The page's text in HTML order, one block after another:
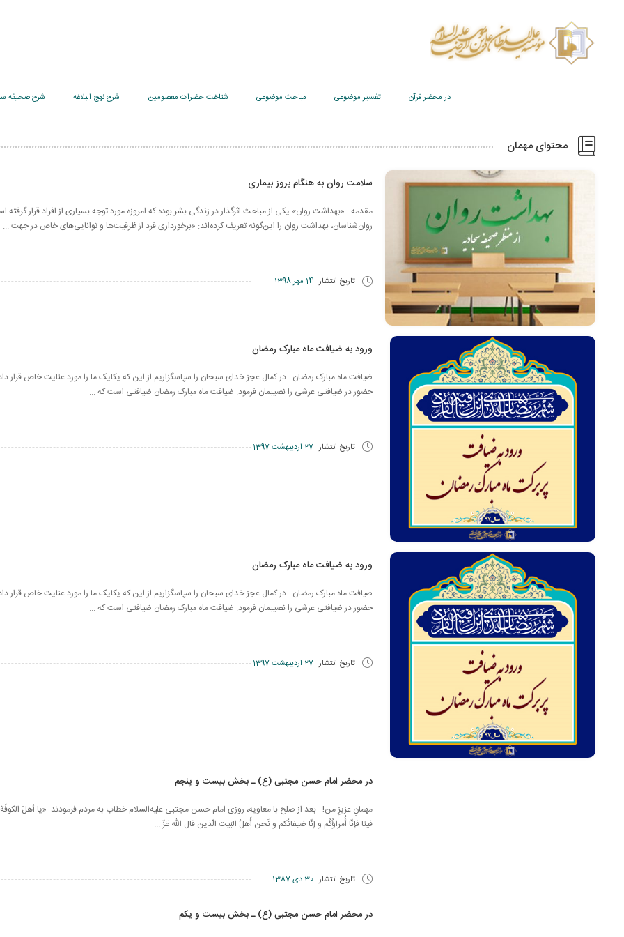
در محضر قرآن تفسیر موضوعی مباحث موضوعی شناخت حضرات معصومین شرح نهج البلاغه شرح صحیفه
محتوای مهمان
سلامت روان به هنگام بروز بیماری
مقدمه «بهداشت روان» یکی از مباحث اثرگذار در زندگی بشر بوده که امروزه مورد توجه بسیاری از افراد قرار گرفته
روان‌شناسان، بهداشت روان را این‌گونه تعریف کرده‌اند: «برخورداری فرد از ظرفیت‌ها و توانایی‌های خاص در جهت ...
تاریخ انتشار 14 مهر 1398
ورود به ضیافت ماه مبارک رمضان
ضیافت ماه مبارک رمضان در کمال عجز خدای سبحان را سپاسگزاریم از این که یکایک ما را مورد عنایت خاص قرار داد
حضور در ضیافتی عرشی را نصیبمان فرمود. ضیافت ماه مبارک رمضان ضیافتی است که ...
تاریخ انتشار 27 اردیبهشت 1397
ورود به ضیافت ماه مبارک رمضان
ضیافت ماه مبارک رمضان در کمال عجز خدای سبحان را سپاسگزاریم از این که یکایک ما را مورد عنایت خاص قرار داد
حضور در ضیافتی عرشی را نصیبمان فرمود. ضیافت ماه مبارک رمضان ضیافتی است که ...
تاریخ انتشار 27 اردیبهشت 1397
در محضر امام حسن مجتبی (ع) ـ بخش بیست و پنجم
مهمانِ عزیزِ من! بعد از صلح با معاویه، روزی امام حسن مجتبی علیه‌السلام خطاب به مردم فرمودند: «یا أهلَ الكوفَة!
فینا فإنّا أُمراؤُكُم و إنّا ضیفانُكم‏ و نَحن أَهلُ البَیت الّذین قال الله عَزّ ...
تاریخ انتشار 30 دی 1387
در محضر امام حسن مجتبی (ع) ـ بخش بیست و یکم